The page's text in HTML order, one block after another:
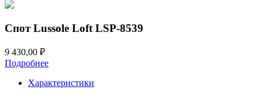
Спот Lussole Loft LSP-8539
9 430,00 ₽
Подробнее
Характеристики